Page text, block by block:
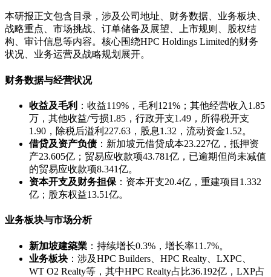
本研报正文包含目录，涉及公司地址、财务数据、业务板块、
战略重点、市场挑战、订单储备及展望、上市规则、股权结
构、审计信息等内容。核心围绕HPC Holdings Limited的财务
状况、业务运营及战略规划展开。
财务数据与经营状况
收益及毛利 ：收益119%，毛利121%；其他经营收入1.85
万，其他收益/亏损1.85，行政开支1.49，所得税开支
1.90，除税后溢利227.63，股息1.32，流动资金1.52。
借贷及资产负债：新加坡元借贷成本23.227亿，抵押资
产23.605亿；贸易应收款项43.781亿，已逾期但尚未减值
的贸易应收款项8.341亿。
资本开支及财务担保 ：资本开支20.4亿，重建项目1.332
亿；股东权益13.51亿。
业务板块与市场分析
新加坡建築業 ：持续增长0.3%，增长率11.7%。
业务板块 ：涉及HPC Builders、HPC Realty、LXPC、
WT O2 Realty等，其中HPC Realty占比36.192亿，LXP占